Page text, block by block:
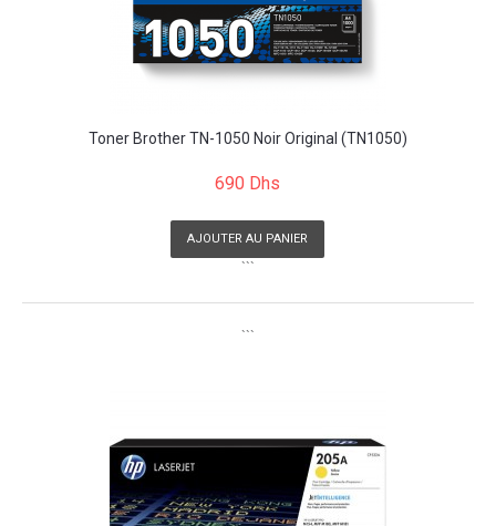
Toner Brother TN-1050 Noir Original (TN1050)
690 Dhs
AJOUTER AU PANIER
```
```